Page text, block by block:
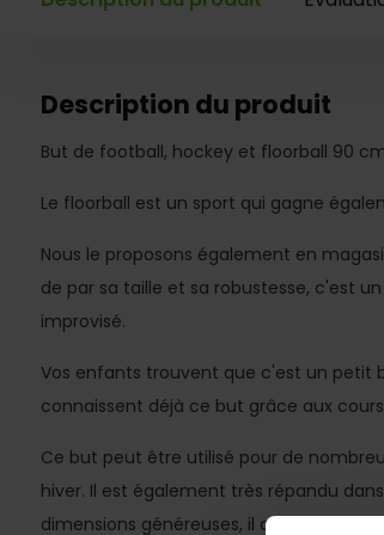
Description du produit
But de football, hockey et floorball 90
Le floorball est un sport qui gagne
Nous le proposons également en
de par sa taille et sa robustesse, c'est
improvisé.
Vos enfants trouvent que c'est un petit
connaissent déjà ce but grâce aux cours
Ce but peut être utilisé pour de
hiver. Il est également très répandu
dimensions généreuses, il convient à de